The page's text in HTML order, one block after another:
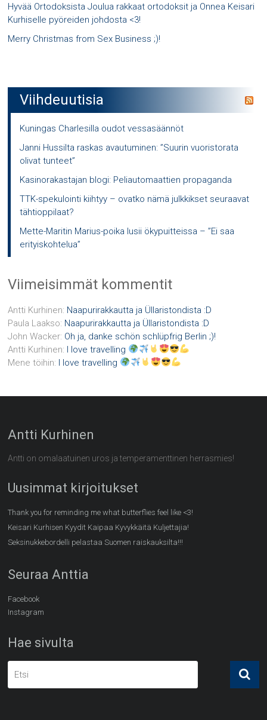
Hyvää Ortodoksista Joulua rakkaat ortodoksit ja Onnea Keisari
Kurhiselle pyöreiden johdosta <3!
Merry Christmas from Sex Business ;)!
Viihdeuutisia
Kuningas Charlesilla oudot vessasäännöt
Janni Hussilta raskas avautuminen: ”Suurin vuoristorata
olivat tunteet”
Kasinorakastajan blogi: Peliautomaattien propaganda
TTK-spekulointi kiihtyy – ovatko nämä julkkikset seuraavat
tähtioppilaat?
Mette-Maritin Marius-poika lusii ökypuitteissa – ”Ei saa
erityiskohtelua”
Viimeisimmät kommentit
Antti Kurhinen: Naapurirakkautta ja Üllaristondista :D
Paula Laakso: Naapurirakkautta ja Üllaristondista :D
John Wacker: Oh ja, danke schön schlüpfrig Berlin ;)!
Antti Kurhinen: I love travelling
Mene töihin: I love travelling
Antti Kurhinen
Antti on omalaatuinen uros ja temperamenttinen herrasmies!
Uusimmat kirjoitukset
Thank you for reminding me what butterflies feel like <3!
Keisari Kurhisen Kyydit Kaipaa Kyvykkäitä Kuljettajia!
Seksinukkebordelli pelastaa Suomen raiskauksilta!!!
Seuraa Anttia
Facebook
Instagram
Hae sivulta